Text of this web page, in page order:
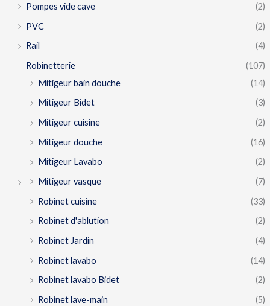
Pompes vide cave
(2)
PVC
(2)
Rail
(4)
Robinetterie
(107)
Mitigeur bain douche
(14)
Mitigeur Bidet
(3)
Mitigeur cuisine
(2)
Mitigeur douche
(16)
Mitigeur Lavabo
(2)
Mitigeur vasque
(7)
Robinet cuisine
(33)
Robinet d'ablution
(2)
Robinet Jardin
(4)
Robinet lavabo
(14)
Robinet lavabo Bidet
(2)
Robinet lave-main
(5)